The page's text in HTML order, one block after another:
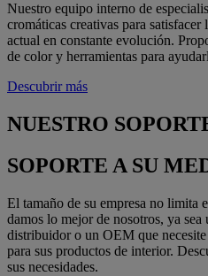
Nuestro equipo interno de
cromáticas creativas para satisfacer
actual en constante evolución.
de color y herramientas para
Descubrir más
NUESTRO
SOPORTE A SU
El tamaño de su empresa no limita
damos lo mejor de nosotros, ya
distribuidor o un OEM que necesite
para sus productos de interior.
sus necesidades.